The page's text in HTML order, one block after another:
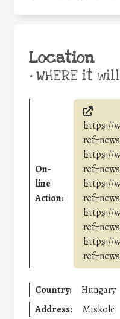
Location
•WHERE it
On-
line
Action:
https://
https://
https://
https://
https://
Country:
Hungary
Address:
Miskolc